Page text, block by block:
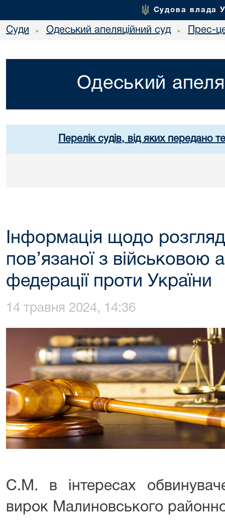
Судова влада
Суди • Одеський апеляційний суд • Прес-
Одеський
Перелік судів, від яких передано
Інформація щодо
пов’язаної з військовою
федерації проти України
14 травня 2024, 14:36
С.М. в інтересах
вирок Малиновського